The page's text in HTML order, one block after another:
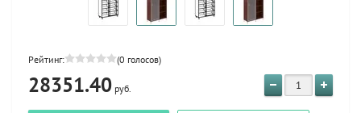
Рейтинг: (0 голосов)
28351.40 руб.